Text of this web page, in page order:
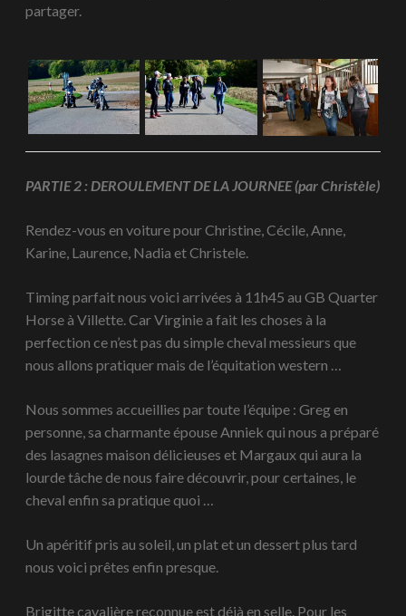
partager.
PARTIE 2 : DEROULEMENT DE LA JOURNEE (par Christèle)
Rendez-vous en voiture pour Christine, Cécile, Anne,
Karine, Laurence, Nadia et Christele.
Timing parfait nous voici arrivées à 11h45 au GB Quarter
Horse à Villette. Car Virginie a fait les choses à la
perfection ce n’est pas du simple cheval messieurs que
nous allons pratiquer mais de l’équitation western …
Nous sommes accueillies par toute l’équipe : Greg en
personne, sa charmante épouse Anniek qui nous a préparé
des lasagnes maison délicieuses et Margaux qui aura la
lourde tâche de nous faire découvrir, pour certaines, le
cheval enfin sa pratique quoi …
Un apéritif pris au soleil, un plat et un dessert plus tard
nous voici prêtes enfin presque.
Brigitte cavalière reconnue est déjà en selle. Pour les